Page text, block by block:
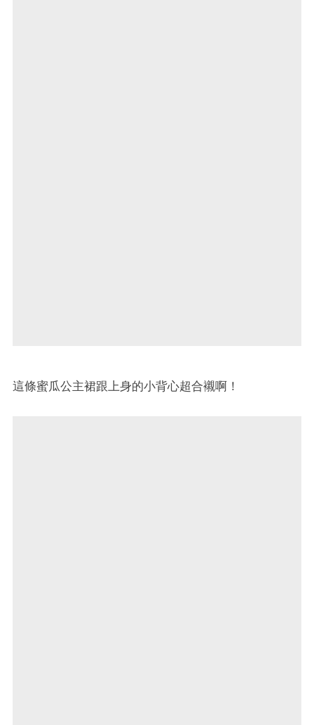
這條蜜瓜公主裙跟上身的小背心超合襯啊！